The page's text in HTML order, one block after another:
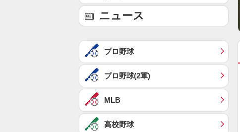
ニュース
プロ野球
プロ野球(2軍)
MLB
高校野球